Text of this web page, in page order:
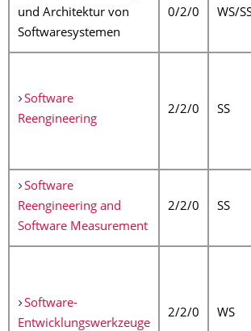
und Architektur von
Softwaresystemen
0/2/0 WS/
Software
Reengineering
2/2/0 SS
Software
Reengineering and
Software Measurement
2/2/0 SS
Software-
Entwicklungswerkzeuge
2/2/0 WS